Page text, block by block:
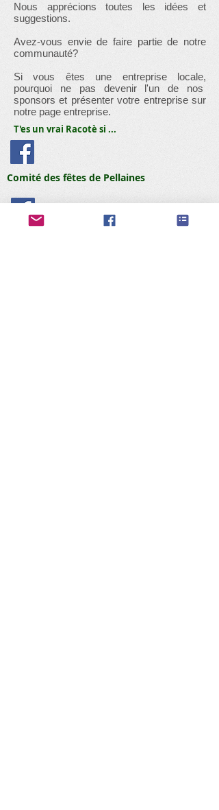
Nous apprécions toutes les idées et
suggestions.
Avez-vous envie de faire partie de notre
communauté?
Si vous êtes une entreprise locale,
pourquoi ne pas devenir l'un de nos
sponsors et présenter votre entreprise sur
notre page entreprise.
T'es un vrai Racotè si ...
Comité des fêtes de Pellaines